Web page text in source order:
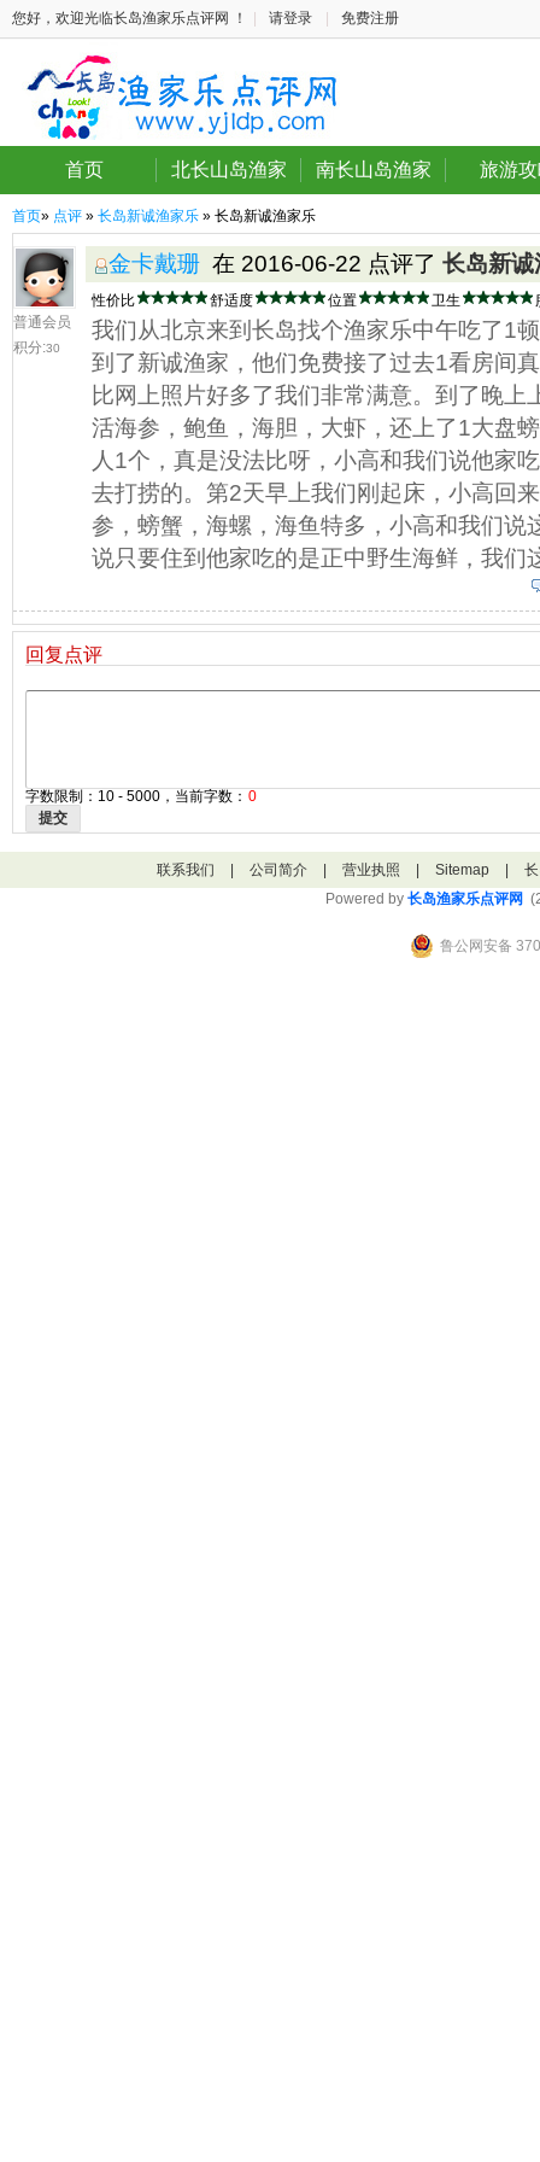
您好，欢迎光临长岛渔家乐点评网 ！ 请登录 免费注册
首页 北长山岛渔家 南长山岛渔家 旅游
首页» 点评 » 长岛新诚渔家乐 » 长岛新诚渔家乐
普通会员
积分:30
金卡戴珊 在 2016-06-22 点评了 长岛新诚
性价比 舒适度 位置 卫生
我们从北京来到长岛找个渔家乐中午吃了1
到了新诚渔家，他们免费接了过去1看房间
比网上照片好多了我们非常满意。到了晚上
活海参，鲍鱼，海胆，大虾，还上了1大盘
人1个，真是没法比呀，小高和我们说他家
去打捞的。第2天早上我们刚起床，小高回
参，螃蟹，海螺，海鱼特多，小高和我们说
说只要住到他家吃的是正中野生海鲜，我们
回复点评
字数限制：10 - 5000，当前字数： 0
提交
联系我们 公司简介 营业执照 Sitemap
Powered by 长岛渔家乐点评网
鲁公网安备